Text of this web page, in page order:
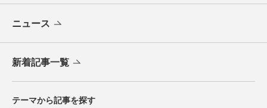
ニュース
新着記事一覧
テーマから記事を探す